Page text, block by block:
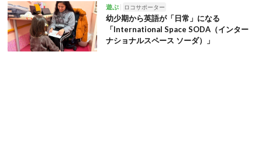
遊ぶ ロコサポーター
幼少期から英語が「日常」になる
「International Space SODA（インター
ナショナルスペース ソーダ）」